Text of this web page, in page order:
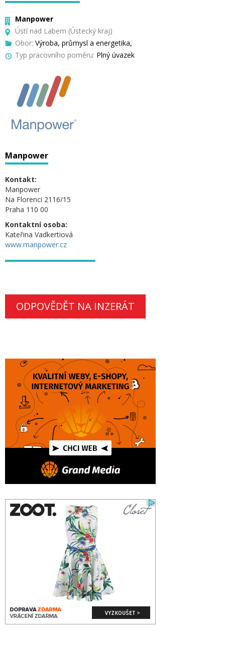
Manpower
Ústí nad Labem (Ústecký kraj)
Obor: Výroba, průmysl a energetika,
Typ pracovního poměru: Plný úvazek
Manpower
Kontakt:
Manpower
Na Florenci 2116/15
Praha 110 00
Kontaktní osoba:
Kateřina Vadkertiová
www.manpower.cz
ODPOVĚDĚT NA INZERÁT